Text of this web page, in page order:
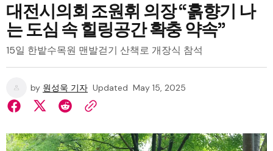
대전시의회 조원휘 의장 “흙향기 나
는 도심 속 힐링공간 확충 약속”
15일 한밭수목원 맨발걷기 산책로 개장식 참석
by 원성욱 기자 Updated May 15, 2025